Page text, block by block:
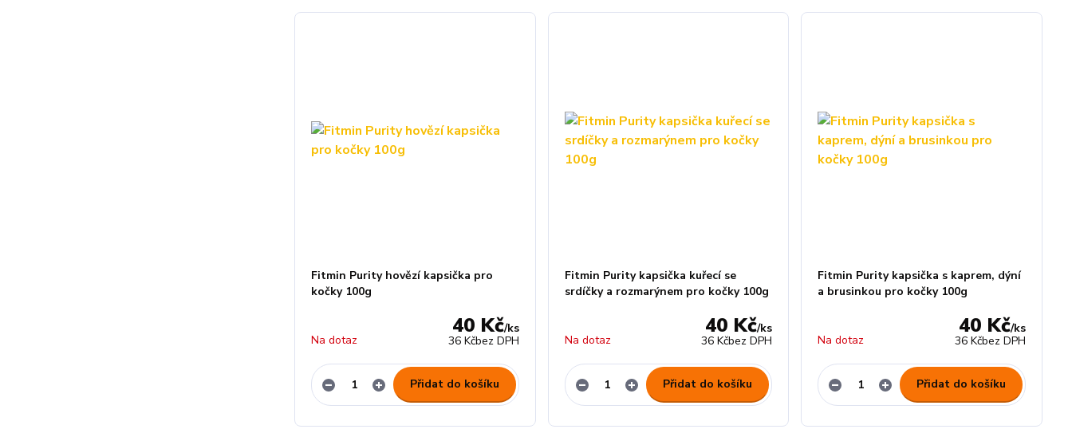
Fitmin Purity hovězí kapsička pro
kočky 100g
40 Kč/ks
36 Kčbez DPH
Na dotaz
Přidat do košíku
Fitmin Purity kapsička kuřecí se
srdíčky a rozmarýnem pro kočky 100g
40 Kč/ks
36 Kčbez DPH
Na dotaz
Přidat do košíku
Fitmin Purity kapsička s kaprem, dýní
a brusinkou pro kočky 100g
40 Kč/ks
36 Kčbez DPH
Na dotaz
Přidat do košíku